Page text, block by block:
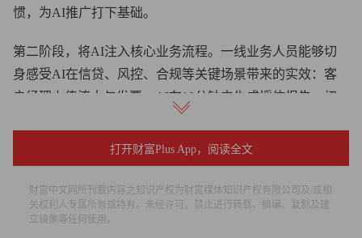
惯，为AI推广打下基础。
第二阶段，将AI注入核心业务流程。一线业务人员能够切
身感受AI在信贷、风控、合规等关键场景带来的实效：客
户经理上传流水与发票，AI在10分钟内生成授信报告，初
号”，将贷后巡检从两天压缩至两小时；合规质检机器人实
现7×24小时多通道运行，投诉率下降35%。
以山东某县李女士为例，她亲历了AI带来的便捷：“以前办
经营贷，光准备材料就得跑好几趟。现在工作人员在平板电
打开财富Plus App，阅读全文
财富中文网所刊载内容之知识产权为财富媒体知识产权有限公司及/或相
关权利人专属所有或持有。未经许可，禁止进行转载、摘编、复制及建
立镜像等任何使用。